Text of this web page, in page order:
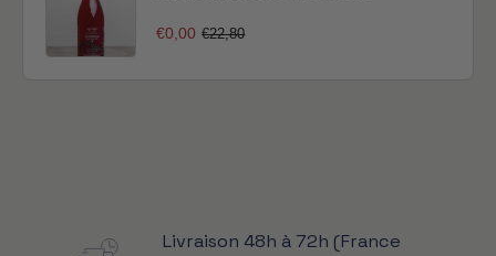
€0,00 €22,80
Livraison 48h à 72h (France